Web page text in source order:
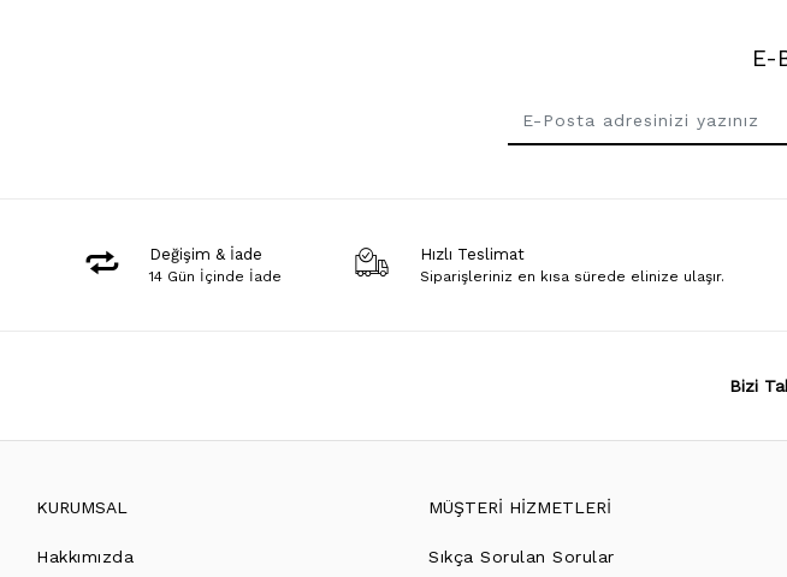
E-
Değişim & İade
14 Gün İçinde İade
Hızlı Teslimat
Siparişleriniz en kısa sürede elinize ulaşır.
Bizi
KURUMSAL
Hakkımızda
MÜŞTERİ HİZMETLERİ
Sıkça Sorulan Sorular